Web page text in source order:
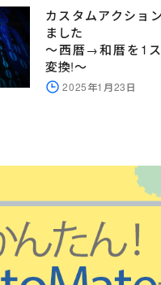
カスタムアクショ
ました
～西暦→和暦を1
変換!～
2025年1月23日